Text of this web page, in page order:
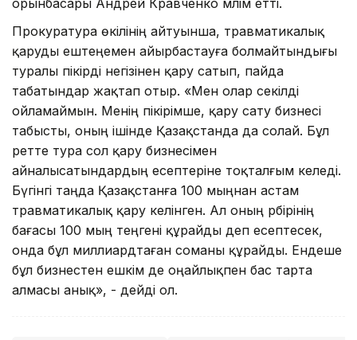
Прокуратура өкілінің айтуынша, травматикалық
қаруды ештеңемен айырбастауға болмайтындығы
туралы пікірді негізінен қару сатып, пайда
табатындар жақтап отыр. «Мен олар секілді
ойламаймын. Менің пікірімше, қару сату бизнесі
табысты, оның ішінде Қазақстанда да солай. Бұл
ретте тура сол қару бизнесімен
айналысатындардың есептеріне тоқталғым келеді.
Бүгінгі таңда Қазақстанға 100 мыңнан астам
травматикалық қару әкелінген. Ал оның әрбірінің
бағасы 100 мың теңгені құрайды деп есептесек,
онда бұл миллиардтаған соманы құрайды. Ендеше
бұл бизнестен ешкім де оңайлықпен бас тарта
алмасы анық», - дейді ол.